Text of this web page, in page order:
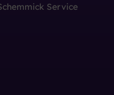
Service